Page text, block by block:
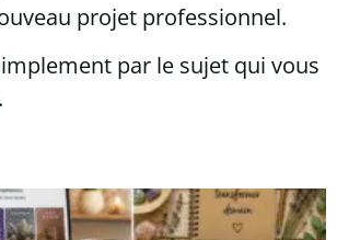
projet professionnel.
par le sujet qui vous